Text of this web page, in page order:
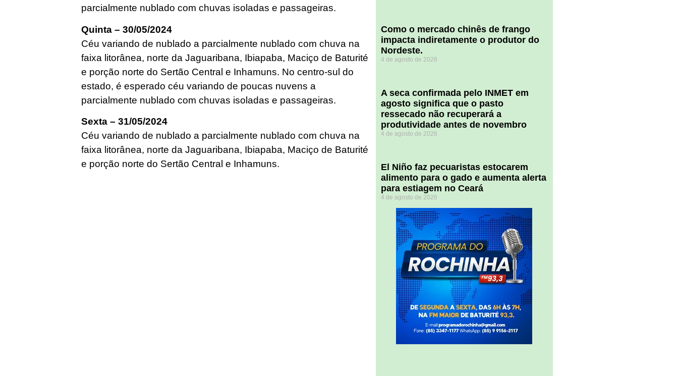
parcialmente nublado com chuvas isoladas e passageiras.
Quinta – 30/05/2024
Céu variando de nublado a parcialmente nublado com chuva na
faixa litorânea, norte da Jaguaribana, Ibiapaba, Maciço de Baturité
e porção norte do Sertão Central e Inhamuns. No centro-sul do
estado, é esperado céu variando de poucas nuvens a
parcialmente nublado com chuvas isoladas e passageiras.
Sexta – 31/05/2024
Céu variando de nublado a parcialmente nublado com chuva na
faixa litorânea, norte da Jaguaribana, Ibiapaba, Maciço de Baturité
e porção norte do Sertão Central e Inhamuns.
​Como o mercado chinês de frango
impacta indiretamente o produtor do
Nordeste.
4 de agosto de 2026
A seca confirmada pelo INMET em
agosto significa que o pasto
ressecado não recuperará a
produtividade antes de novembro
4 de agosto de 2026
El Niño faz pecuaristas estocarem
alimento para o gado e aumenta alerta
para estiagem no Ceará
4 de agosto de 2026